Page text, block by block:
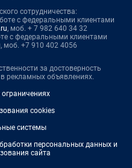
сотрудничества:
с федеральными клиентами
, моб. + 7 982 640 34 32
с федеральными клиентами
, моб. +7 910 402 4056
за достоверность
рекламных объявлениях.
cookies
системы
персональных данных и
сайта